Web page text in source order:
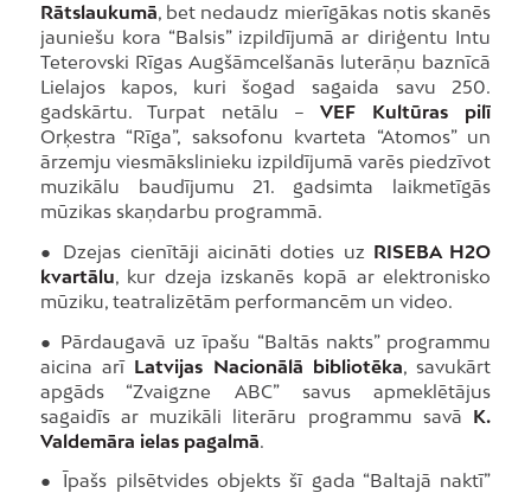
Rātslaukumā, bet nedaudz mierīgākas notis skanēs
jauniešu kora “Balsis” izpildījumā ar diriģentu Intu
Teterovski Rīgas Augšāmcelšanās luterāņu baznīcā
Lielajos kapos, kuri šogad sagaida savu 250.
gadskārtu. Turpat netālu – VEF Kultūras pilī
Orķestra “Rīga”, saksofonu kvarteta “Atomos” un
ārzemju viesmākslinieku izpildījumā varēs piedzīvot
muzikālu baudījumu 21. gadsimta laikmetīgās
mūzikas skaņdarbu programmā.
● Dzejas cienītāji aicināti doties uz RISEBA H2O
kvartālu, kur dzeja izskanēs kopā ar elektronisko
mūziku, teatralizētām performancēm un video.
● Pārdaugavā uz īpašu “Baltās nakts” programmu
aicina arī Latvijas Nacionālā bibliotēka, savukārt
apgāds “Zvaigzne ABC” savus apmeklētājus
sagaidīs ar muzikāli literāru programmu savā K.
Valdemāra ielas pagalmā.
● Īpašs pilsētvides objekts šī gada “Baltajā naktī”